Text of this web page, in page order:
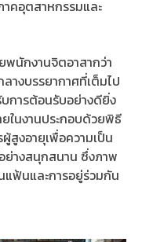
าคอุตสาหกรรมและ
พนักงานจิตอาสากว่า
างบรรยากาศที่เต็มไป
บการต้อนรับอย่างดียิ่ง
ในงานประกอบด้วยพิธี
สูงอายุเพื่อความเป็น
ย่างสนุกสนาน ซึ่งภาพ
แฟ้นและการอยู่ร่วมกัน